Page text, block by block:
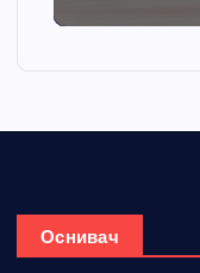
Оснивач